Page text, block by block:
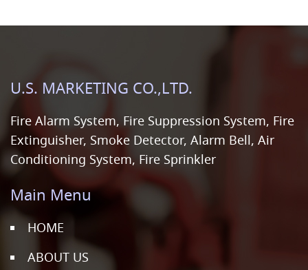
U.S. MARKETING CO.,LTD.
Fire Alarm System, Fire Suppression System, Fire
Extinguisher, Smoke Detector, Alarm Bell, Air
Conditioning System, Fire Sprinkler
Main Menu
HOME
ABOUT US